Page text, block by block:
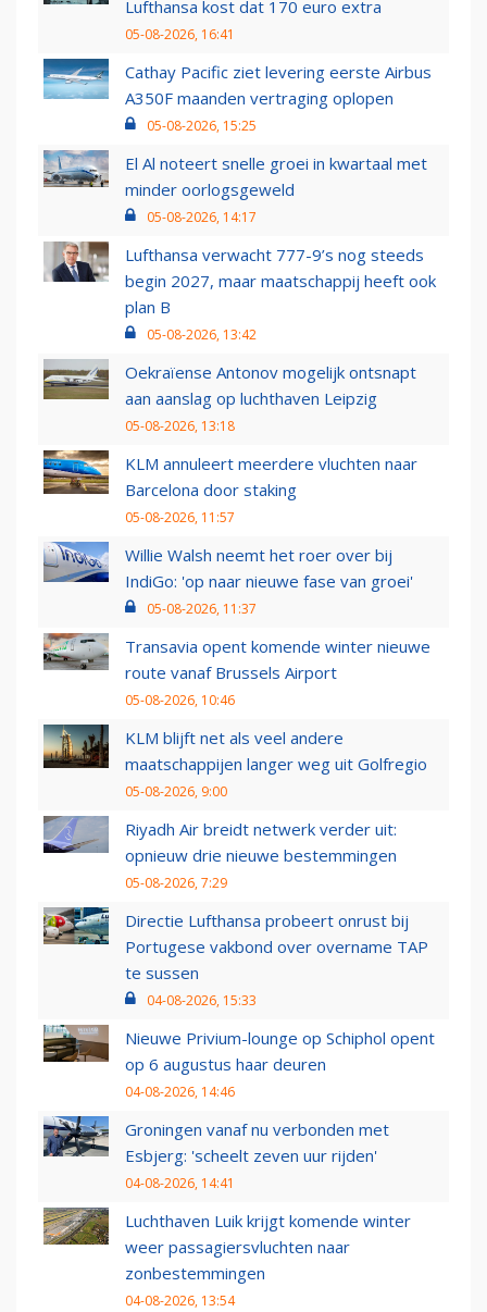
Lufthansa kost dat 170 euro extra
05-08-2026, 16:41
Cathay Pacific ziet levering eerste Airbus
A350F maanden vertraging oplopen
05-08-2026, 15:25
El Al noteert snelle groei in kwartaal met
minder oorlogsgeweld
05-08-2026, 14:17
Lufthansa verwacht 777-9’s nog steeds
begin 2027, maar maatschappij heeft ook
plan B
05-08-2026, 13:42
Oekraïense Antonov mogelijk ontsnapt
aan aanslag op luchthaven Leipzig
05-08-2026, 13:18
KLM annuleert meerdere vluchten naar
Barcelona door staking
05-08-2026, 11:57
Willie Walsh neemt het roer over bij
IndiGo: 'op naar nieuwe fase van groei'
05-08-2026, 11:37
Transavia opent komende winter nieuwe
route vanaf Brussels Airport
05-08-2026, 10:46
KLM blijft net als veel andere
maatschappijen langer weg uit Golfregio
05-08-2026, 9:00
Riyadh Air breidt netwerk verder uit:
opnieuw drie nieuwe bestemmingen
05-08-2026, 7:29
Directie Lufthansa probeert onrust bij
Portugese vakbond over overname TAP
te sussen
04-08-2026, 15:33
Nieuwe Privium-lounge op Schiphol opent
op 6 augustus haar deuren
04-08-2026, 14:46
Groningen vanaf nu verbonden met
Esbjerg: 'scheelt zeven uur rijden'
04-08-2026, 14:41
Luchthaven Luik krijgt komende winter
weer passagiersvluchten naar
zonbestemmingen
04-08-2026, 13:54